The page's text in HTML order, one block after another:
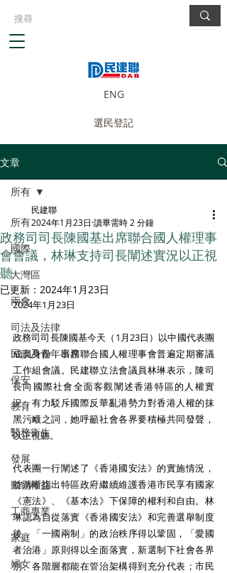
ENG
選民登記
文章
所有
國際
大灣區
兩會
司法及法律
民政及青年事務
保安
教育
醫務衛生
發展
動物權益
工商專業
家庭
婦女
所有
政務司司長陳國基出席聯合國人權理事
會會議，林琳支持司長闡述實況以正視
聽
民建聯
2024年1月23日 讀畢需時 2 分鐘
已更新： 2024年1月23日
2024年1月23日
政務司司長陳國基今天（1月23日）以中國代表團
成員身份，出席聯合國人權理事會普遍定期審議
工作組會議。民建聯立法會議員林琳表示，陳司
長向國際社會全面客觀闡述香港特區的人權實
況，有力駁斥國際反華亂港勢力對香港人權的抹
黑污衊之詞，她呼籲社會各界要積極共同發聲，
以正視聽。
代表團一行闡述了《香港國安法》的實施情況，
並清晰指出特區政府繼續維護香港市民享有國家
《憲法》、《基本法》下保障的權利和自由。林
琳認為自從落實《香港國安法》和完善選舉制度
後，「一國兩制」的政治秩序得以鞏固，「愛國
者治港」原則得以全面落實，新選制下社會各界
別、各階層都能在管治架構得到充分代表；市民